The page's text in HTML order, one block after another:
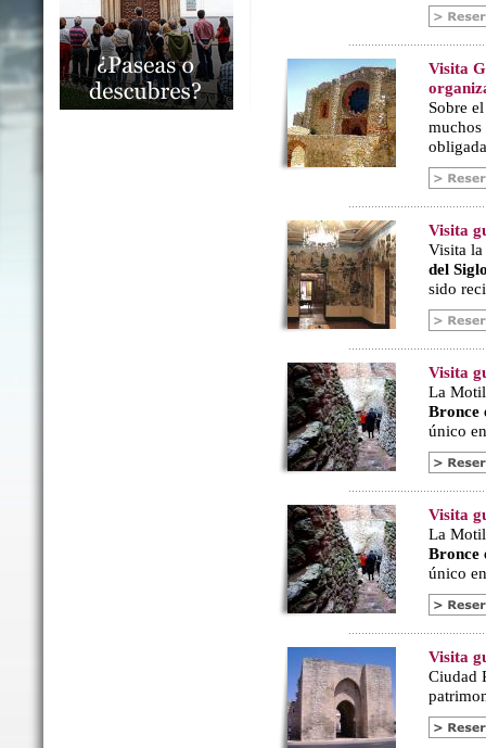
Visita
Sobre
Visita
Visita la
del
sido
Visita
La
Bronce
único
Visita
La
Bronce
único
Visita
Ciudad